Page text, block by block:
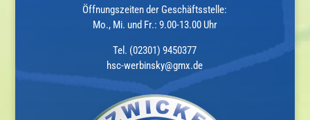
Öffnungszeiten der Geschäftsstelle:
Mo., Mi. und Fr.: 9.00-13.00 Uhr
Tel. (02301) 9450377
hsc-werbinsky@gmx.de